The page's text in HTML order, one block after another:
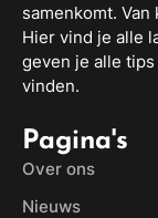
samenkomt.
Hier vind je alle
geven je alle
vinden.
Pagina's
Over ons
Nieuws